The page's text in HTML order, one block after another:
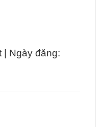
| Ngày đăng: